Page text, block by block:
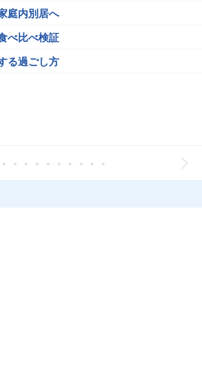
庭内別居へ
べ比べ検証
る過ごし方